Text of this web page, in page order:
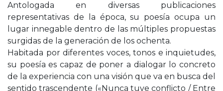
Antologada en diversas publicaciones
representativas de la época, su poesía ocupa un
lugar innegable dentro de las múltiples propuestas
surgidas de la generación de los ochenta.
Habitada por diferentes voces, tonos e inquietudes,
su poesía es capaz de poner a dialogar lo concreto
de la experiencia con una visión que va en busca del
sentido trascendente («Nunca tuve conflicto / Entre